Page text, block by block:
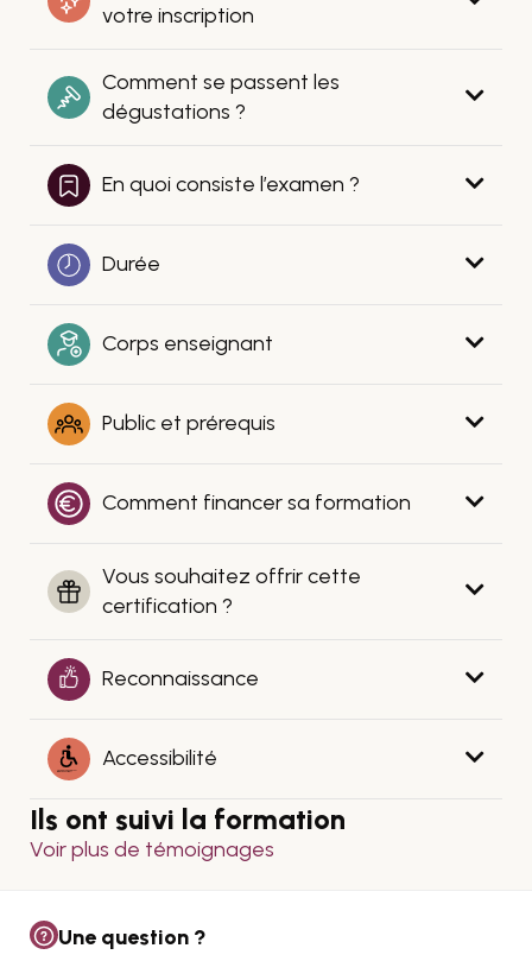
votre inscription
Comment se passent les
dégustations ?
En quoi consiste l’examen ?
Durée
Corps enseignant
Public et prérequis
Comment financer sa formation
Vous souhaitez offrir cette
certification ?
Reconnaissance
Accessibilité
Ils ont suivi la formation
Voir plus de témoignages
Une question ?